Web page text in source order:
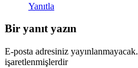
Yanıtla
Bir yanıt yazın
E-posta adresiniz yayınlanmayacak.
işaretlenmişlerdir